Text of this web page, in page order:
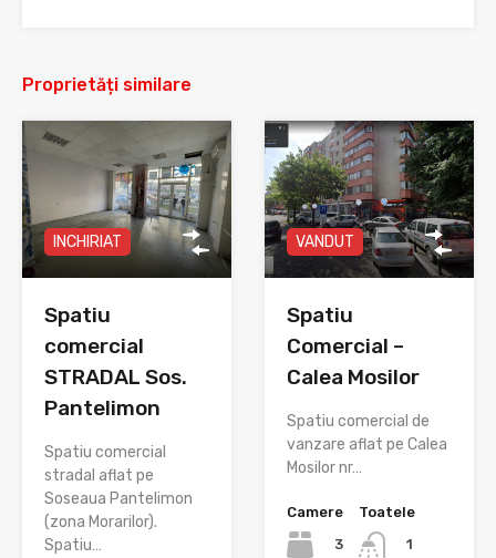
Proprietăți similare
INCHIRIAT
Spatiu
comercial
STRADAL Sos.
Pantelimon
Spatiu comercial
stradal aflat pe
Soseaua Pantelimon
(zona Morarilor).
Spatiu…
VANDUT
Spatiu
Comercial –
Calea Mosilor
Spatiu comercial de
vanzare aflat pe Calea
Mosilor nr…
Camere
3
Toatele
1